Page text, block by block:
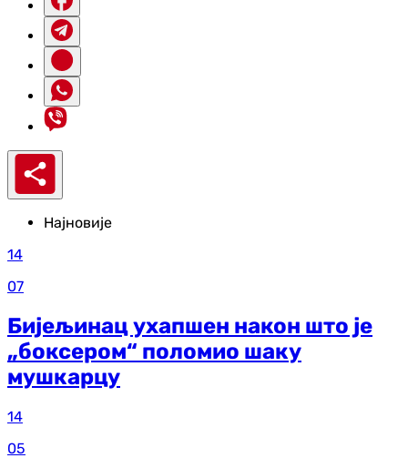
Најновије
14
07
Бијељинац ухапшен након што је
„боксером“ поломио шаку
мушкарцу
14
05